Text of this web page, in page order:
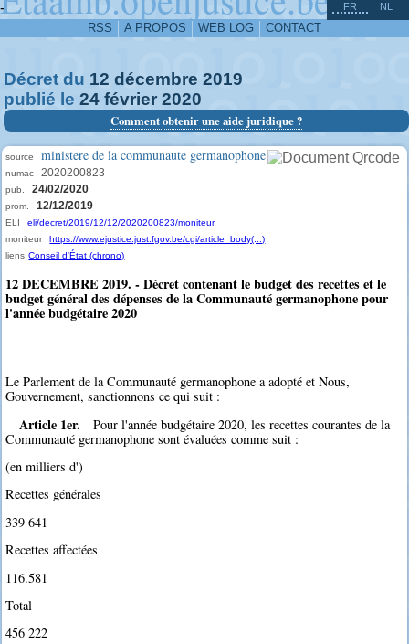
-
RSS A PROPOS WEB LOG CONTACT
FR NL
Décret du 12 décembre 2019
publié le 24 février 2020
Comment obtenir une aide juridique ?
source ministere de la communaute germanophone
numac 2020200823
pub. 24/02/2020
prom. 12/12/2019
ELI
eli/decret/2019/12/12/2020200823/moniteur
moniteur
https://www.ejustice.just.fgov.be/cgi/article_body(...)
liens Conseil d'État (chrono)
12 DECEMBRE 2019. - Décret contenant le budget des recettes et le
budget général des dépenses de la Communauté germanophone pour
l'année budgétaire 2020
Le Parlement de la Communauté germanophone a adopté et Nous,
Gouvernement, sanctionnons ce qui suit :
Article 1er.
Pour l'année budgétaire 2020, les recettes courantes de la
Communauté germanophone sont évaluées comme suit :
(en milliers d')
Recettes générales
339 641
Recettes affectées
116.581
Total
456 222
^